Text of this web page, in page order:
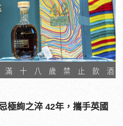
極絢之淬 42年，攜手英國